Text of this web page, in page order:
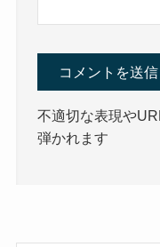
不適切な表現や
弾かれます